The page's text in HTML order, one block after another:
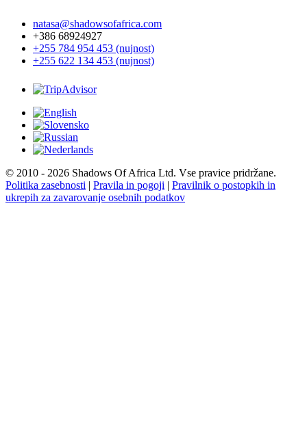
natasa@shadowsofafrica.com
+386 68924927
+255 784 954 453 (nujnost)
+255 622 134 453 (nujnost)
© 2010 - 2026 Shadows Of Africa Ltd. Vse pravice pridržane.
Politika zasebnosti | Pravila in pogoji | Pravilnik o postopkih in
ukrepih za zavarovanje osebnih podatkov